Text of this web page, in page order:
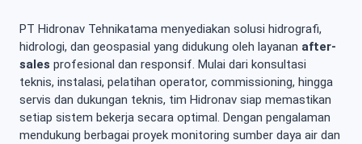
PT Hidronav Tehnikatama menyediakan solusi hidrografi,
hidrologi, dan geospasial yang didukung oleh layanan after-
sales profesional dan responsif. Mulai dari konsultasi
teknis, instalasi, pelatihan operator, commissioning, hingga
servis dan dukungan teknis, tim Hidronav siap memastikan
setiap sistem bekerja secara optimal. Dengan pengalaman
mendukung berbagai proyek monitoring sumber daya air dan